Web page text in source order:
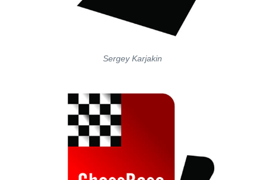
Sergey Karjakin